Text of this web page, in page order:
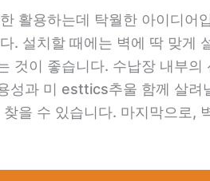
활용하는데 탁월한 아이디
. 설치할 때에는 벽에 딱 맞게
것이 좋습니다. 수납장 내부
성과 미 esttics추울 함께 살
을 수 있습니다. 마지막으로,